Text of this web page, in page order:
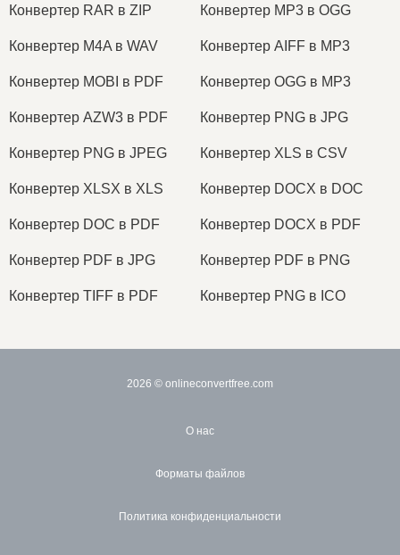
Конвертер RAR в ZIP Конвертер MP3 в OGG
Конвертер M4A в WAV Конвертер AIFF в MP3
Конвертер MOBI в PDF Конвертер OGG в MP3
Конвертер AZW3 в PDF Конвертер PNG в JPG
Конвертер PNG в JPEG Конвертер XLS в CSV
Конвертер XLSX в XLS Конвертер DOCX в DOC
Конвертер DOC в PDF Конвертер DOCX в PDF
Конвертер PDF в JPG Конвертер PDF в PNG
Конвертер TIFF в PDF Конвертер PNG в ICO
2026 © onlineconvertfree.com
О нас
Форматы файлов
Политика конфиденциальности